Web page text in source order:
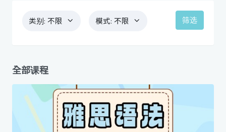
类别: 不限 模式: 不限 筛选
全部课程